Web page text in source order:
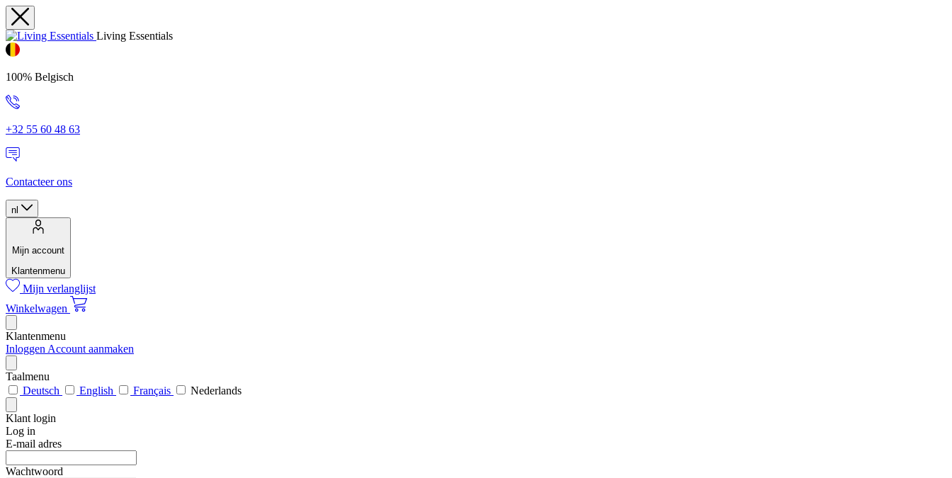
Living Essentials
100% Belgisch
+32 55 60 48 63
Contacteer ons
nl
Mijn account
Klantenmenu
Mijn verlanglijst
Winkelwagen
Klantenmenu
Inloggen Account aanmaken
Taalmenu
Deutsch
English Français Nederlands
Klant login
Log in
E-mail adres
Wachtwoord